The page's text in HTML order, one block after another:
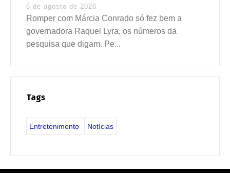
6 de agosto de 2026
Romper com Márcia Conrado só fez bem a
governadora Raquel Lyra, os números da
pesquisa que digam. Pe...
Tags
Entretenimento Notícias